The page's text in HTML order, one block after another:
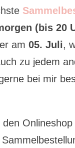
(bis 20
am 05. Juli,
zu jedem
bei mir